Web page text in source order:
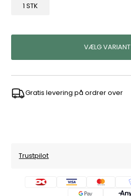
1 STK
VÆLG VARIANT
Gratis levering på ordrer over
Trustpilot